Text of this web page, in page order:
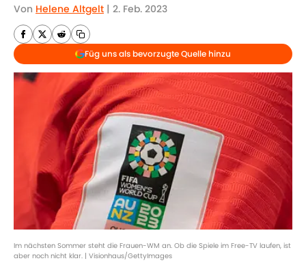
Von Helene Altgelt | 2. Feb. 2023
Füg uns als bevorzugte Quelle hinzu
Im nächsten Sommer steht die Frauen-WM an. Ob die Spiele im Free-TV laufen, ist
aber noch nicht klar. | Visionhaus/GettyImages